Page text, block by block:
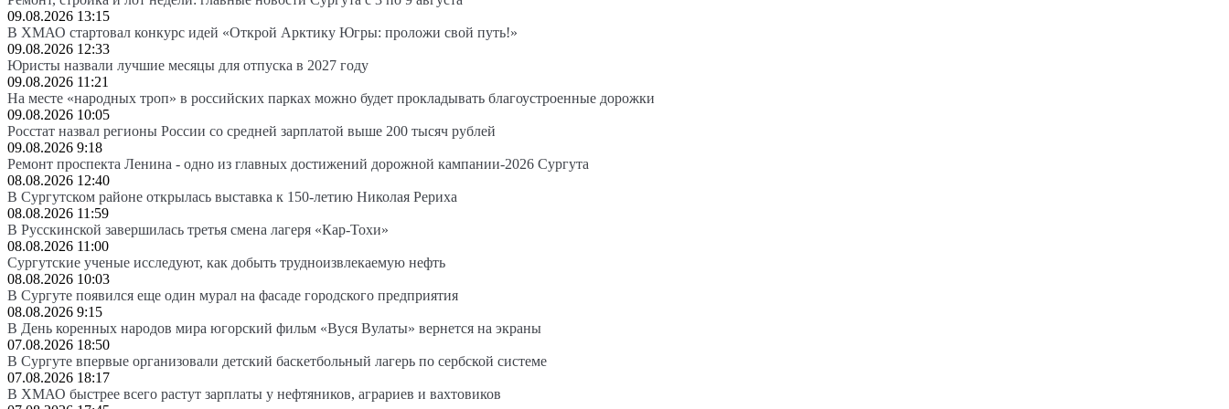
09.08.2026 13:15
В ХМАО стартовал конкурс идей «Открой Арктику Югры: проложи свой путь!»
09.08.2026 12:33
Юристы назвали лучшие месяцы для отпуска в 2027 году
09.08.2026 11:21
На месте «народных троп» в российских парках можно будет прокладывать благоустроенные дорожки
09.08.2026 10:05
Росстат назвал регионы России со средней зарплатой выше 200 тысяч рублей
09.08.2026 9:18
Ремонт проспекта Ленина - одно из главных достижений дорожной кампании-2026 Сургута
08.08.2026 12:40
В Сургутском районе открылась выставка к 150-летию Николая Рериха
08.08.2026 11:59
В Русскинской завершилась третья смена лагеря «Кар-Тохи»
08.08.2026 11:00
Сургутские ученые исследуют, как добыть трудноизвлекаемую нефть
08.08.2026 10:03
В Сургуте появился еще один мурал на фасаде городского предприятия
08.08.2026 9:15
В День коренных народов мира югорский фильм «Вуся Вулаты» вернется на экраны
07.08.2026 18:50
В Сургуте впервые организовали детский баскетбольный лагерь по сербской системе
07.08.2026 18:17
В ХМАО быстрее всего растут зарплаты у нефтяников, аграриев и вахтовиков